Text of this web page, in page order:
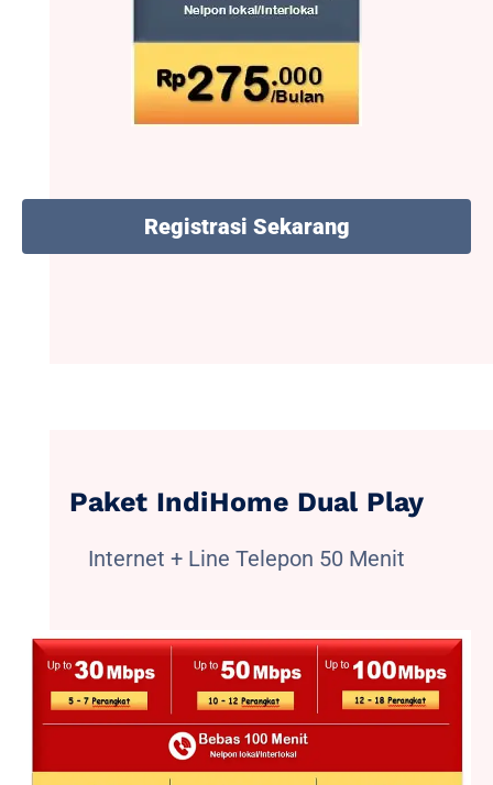
Registrasi Sekarang
Paket IndiHome Dual Play
Internet + Line Telepon 50 Menit